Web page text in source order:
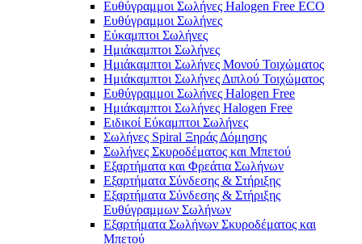
Ευθύγραμμοι Σωλήνες Halogen Free ECO
Ευθύγραμμοι Σωλήνες
Εύκαμπτοι Σωλήνες
Ημιάκαμπτοι Σωλήνες
Ημιάκαμπτοι Σωλήνες Μονού Τοιχώματος
Ημιάκαμπτοι Σωλήνες Διπλού Τοιχώματος
Ευθύγραμμοι Σωλήνες Halogen Free
Ημιάκαμπτοι Σωλήνες Halogen Free
Ειδικοί Εύκαμπτοι Σωλήνες
Σωλήνες Spiral Ξηράς Δόμησης
Σωλήνες Σκυροδέματος και Μπετού
Εξαρτήματα και Φρεάτια Σωλήνων
Εξαρτήματα Σύνδεσης & Στήριξης
Εξαρτήματα Σύνδεσης & Στήριξης
Ευθύγραμμων Σωλήνων
Εξαρτήματα Σωλήνων Σκυροδέματος και
Μπετού